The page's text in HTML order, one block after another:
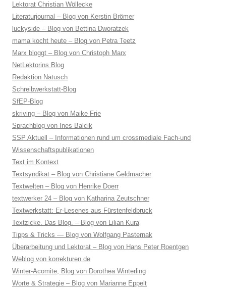
Lektorat Christian Wöllecke
Literaturjournal – Blog von Kerstin Brömer
luckyside – Blog von Bettina Dworatzek
mama kocht heute – Blog von Petra Teetz
Marx bloggt – Blog von Christoph Marx
NetLektorins Blog
Redaktion Natusch
Schreibwerkstatt-Blog
SfEP-Blog
skriving – Blog von Maike Frie
Sprachblog von Ines Balcik
SSP Aktuell – Informationen rund um crossmediale Fach-und
Wissenschaftspublikationen
Text im Kontext
Textsyndikat – Blog von Christiane Geldmacher
Textwelten – Blog von Henrike Doerr
textwerker 24 – Blog von Katharina Zeutschner
Textwerkstatt: Er-Lesenes aus Fürstenfeldbruck
Textzicke. Das Blog. – Blog von Lilian Kura
Tipps & Tricks — Blog von Wolfgang Pasternak
Überarbeitung und Lektorat – Blog von Hans Peter Roentgen
Weblog von korrekturen.de
Winter-Acomite, Blog von Dorothea Winterling
Worte & Strategie – Blog von Marianne Eppelt